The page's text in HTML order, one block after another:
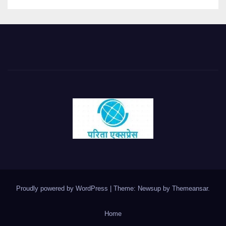
Proudly powered by WordPress Theme: Newsup by Themeansar.
Home